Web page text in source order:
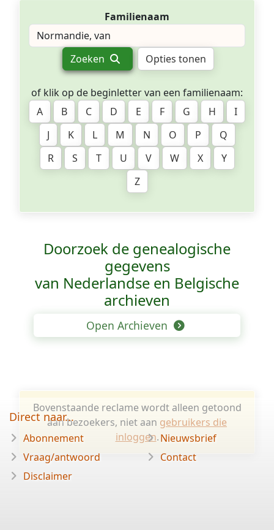
Familienaam
Zoeken Opties tonen
of klik op de beginletter van een familienaam:
A
B C D E F G H
I
J
K L M N O P
Q
R
S T U V W X
Y
Z
Doorzoek de genealogische
gegevens
van Nederlandse en Belgische
archieven
Open Archieven
Bovenstaande reclame wordt alleen getoond
aan bezoekers, niet aan gebruikers die
inloggen.
Direct naar...
Abonnement
Vraag/antwoord
Disclaimer
Nieuwsbrief
Contact